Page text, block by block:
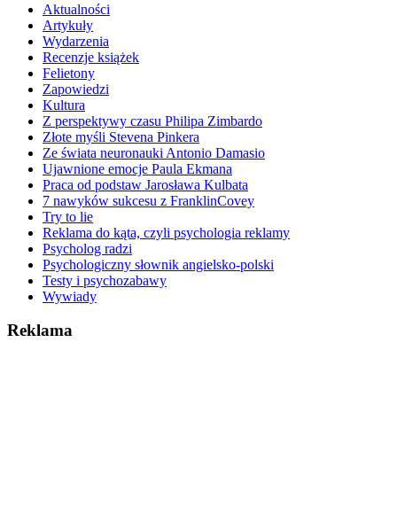
Aktualności
Artykuły
Wydarzenia
Recenzje książek
Felietony
Zapowiedzi
Kultura
Z perspektywy czasu Philipa Zimbardo
Złote myśli Stevena Pinkera
Ze świata neuronauki Antonio Damasio
Ujawnione emocje Paula Ekmana
Praca od podstaw Jarosława Kulbata
7 nawyków sukcesu z FranklinCovey
Try to lie
Reklama do kąta, czyli psychologia reklamy
Psycholog radzi
Psychologiczny słownik angielsko-polski
Testy i psychozabawy
Wywiady
Reklama